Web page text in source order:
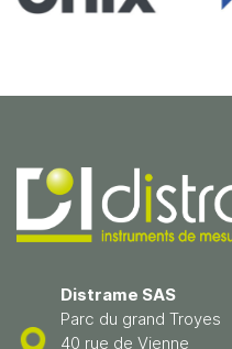
Distrame SAS
Parc du grand Troyes
40 rue de Vienne